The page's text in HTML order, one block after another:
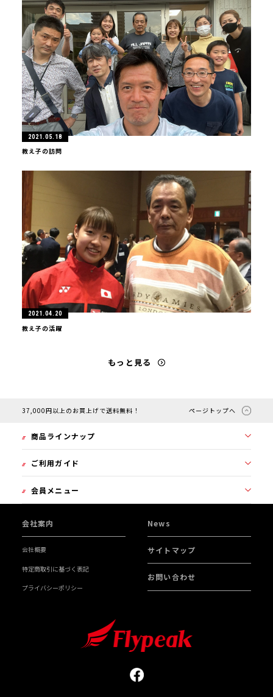
2021.05.18
教え子の訪問
2021.04.20
教え子の活躍
もっと見る
37,000円以上のお買上げで送料無料！ ページトップへ
商品ラインナップ
2000SS
1101GPG
無印
GF BLACK
トライアルセット
１０ダース以上ご購入の方
ご利用ガイド
初めての方へ
ご注文方法について お支払方法について
会員メニュー
会社案内
会社概要
特定商取引に基づく表記
プライバシーポリシー
News
サイトマップ
お問い合わせ